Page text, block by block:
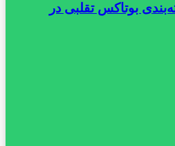
بوتاکس تقلبی در